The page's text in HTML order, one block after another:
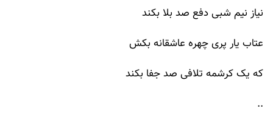
نیاز نیم شبی دفع صد بلا بکند
عتاب یار پری چهره عاشقانه بکش
که یک کرشمه تلافی صد جفا بکند
..